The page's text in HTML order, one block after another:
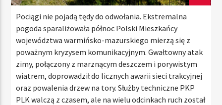
Pociągi nie pojadą tędy do odwołania. Ekstremalna
pogoda sparaliżowała północ Polski Mieszkańcy
województwa warmińsko-mazurskiego mierzą się z
poważnym kryzysem komunikacyjnym. Gwałtowny atak
zimy, połączony z marznącym deszczem i porywistym
wiatrem, doprowadził do licznych awarii sieci trakcyjnej
oraz powalenia drzew na tory. Służby techniczne PKP
PLK walczą z czasem, ale na wielu odcinkach ruch został